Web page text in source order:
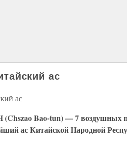
ас
ас
Bao-tun) — 7 воздушных
ас Китайской Народной